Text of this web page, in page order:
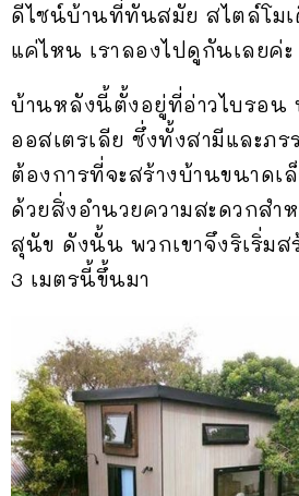
ดีไซน์บ้านที่ทันสมัย สไตล์โม
แค่ไหน เราลองไปดูกันเลยค่ะ
บ้านหลังนี้ตั้งอยู่ที่อ่าวไบรอน
ออสเตรเลีย ซึ่งทั้งสามีและภร
ต้องการที่จะสร้างบ้านขนาดเ
ด้วยสิ่งอำนวยความสะดวกสำ
สุนัข ดังนั้น พวกเขาจึงริเริ่มส
3 เมตรนี้ขึ้นมา